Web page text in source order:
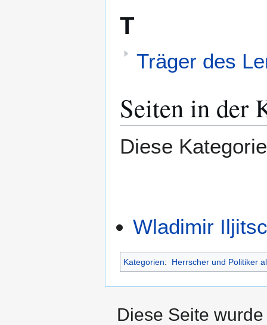
T
Träger des
Seiten in der
Diese
Wladimir
Kategorien: Herrscher und Politiker
Diese Seite